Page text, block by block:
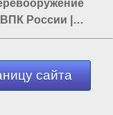
ВПК России
сайта